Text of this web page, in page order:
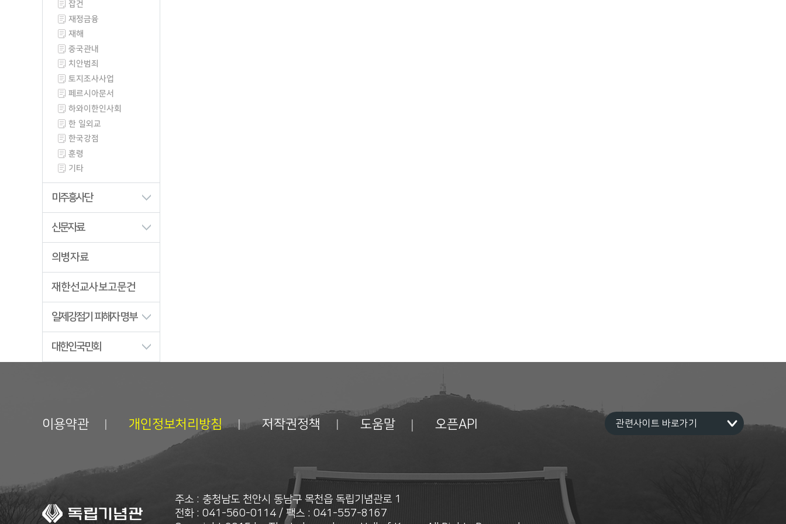
잡건
재정금융
재해
중국관내
치안범죄
토지조사사업
페르시아문서
하와이한인사회
한 일외교
한국강점
훈령
기타
미주흥사단
신문자료
의병자료
재한선교사보고문건
일제강점기 피해자 명부
대한인국민회
이용약관 개인정보처리방침 저작권정책 도움말 오픈API
주소 : 충청남도 천안시 동남구 목천읍 독립기념관로 1
전화 : 041-560-0114 / 팩스 : 041-557-8167